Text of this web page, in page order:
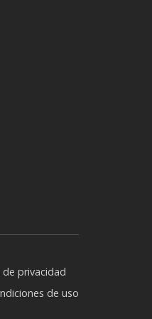
de privacidad
de uso